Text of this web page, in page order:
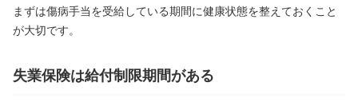
まずは傷病手当を受給している期間に健康状態を整えておくこと
が大切です。
失業保険は給付制限期間がある